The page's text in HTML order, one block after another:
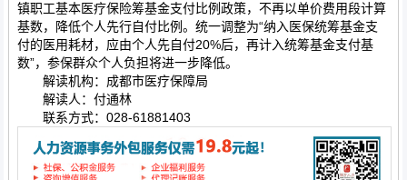
镇职工基本医疗保险筹基金支付比例政策，不再以单价费用段计算
基数，降低个人先行自付比例。统一调整为“纳入医保统筹基金支
付的医用耗材，应由个人先自付20%后，再计入统筹基金支付基
数”，参保群众个人负担将进一步降低。
解读机构：成都市医疗保障局
解读人：付通林
联系方式：028-61881403